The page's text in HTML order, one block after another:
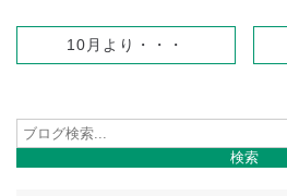
10月より・・・